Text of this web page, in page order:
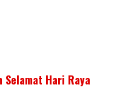
Selamat Hari Raya